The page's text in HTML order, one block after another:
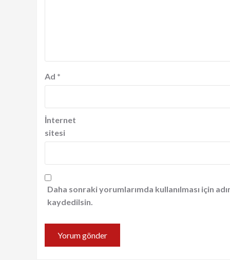
Ad *
İnternet
sitesi
Daha sonraki yorumlarımda kullanılması için
kaydedilsin.